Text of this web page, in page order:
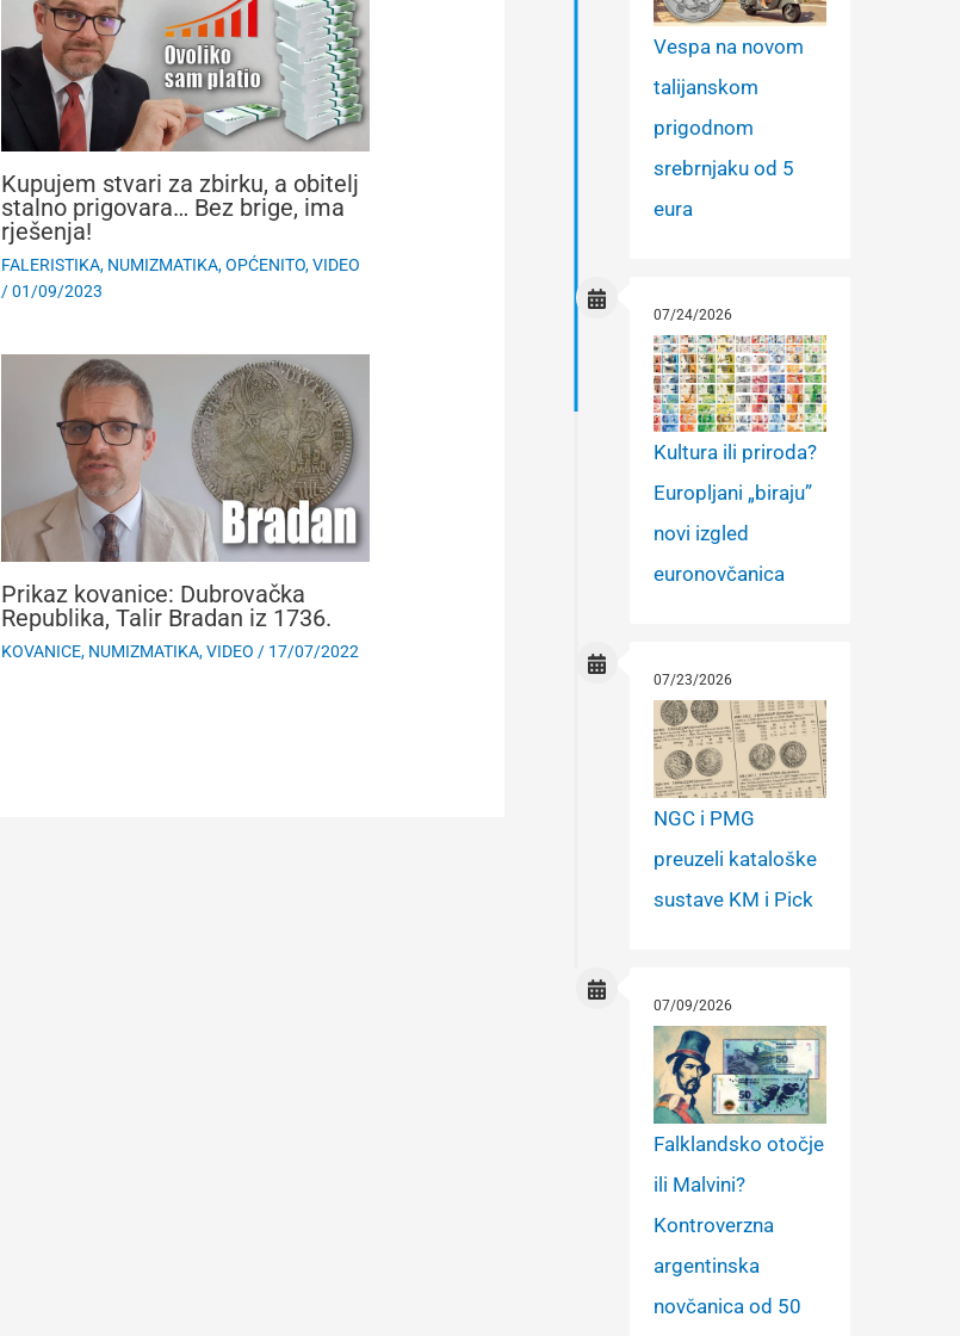
Kupujem stvari za zbirku, a obitelj
stalno prigovara… Bez brige, ima
rješenja!
FALERISTIKA, NUMIZMATIKA,OPĆENITO,VIDEO
/01/09/2023
Prikaz kovanice: Dubrovačka
Republika, Talir Bradan iz 1736.
KOVANICE, NUMIZMATIKA,VIDEO / 17/07/2022
Vespa na novom
talijanskom
prigodnom
srebrnjaku od 5
eura
07/24/2026
Kultura ili priroda?
Europljani „biraju”
novi izgled
euronovčanica
07/23/2026
NGC i PMG
preuzeli kataloške
sustave KM i Pick
07/09/2026
Falklandsko otočje
ili Malvini?
Kontroverzna
argentinska
novčanica od 50